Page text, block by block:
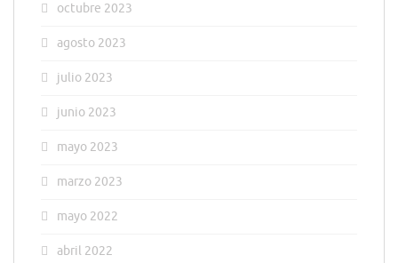
octubre 2023
agosto 2023
julio 2023
junio 2023
mayo 2023
marzo 2023
mayo 2022
abril 2022